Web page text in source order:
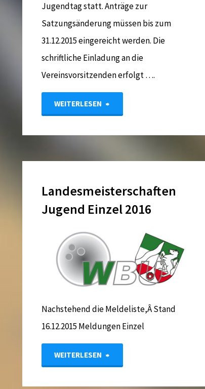
Jugendtag statt. Anträge zur
Satzungsänderung müssen bis zum
31.12.2015 eingereicht werden. Die
schriftliche Einladung an die
Vereinsvorsitzenden erfolgt ….
WEITERLESEN
Landesmeisterschaften
Jugend Einzel 2016
Nachstehend die Meldeliste,Â Stand
16.12.2015 Meldungen Einzel
WEITERLESEN